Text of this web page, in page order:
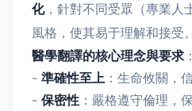
化，針對不同受眾（專業人
風格，使其易于理解和接受。
醫學翻譯的核心理念與要求 ：
- 準確性至上 ：生命攸關，
- 保密性 ：嚴格遵守倫理，